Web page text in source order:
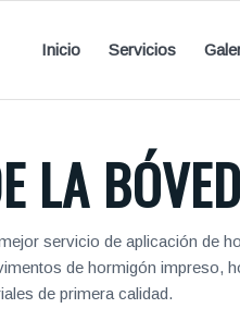
Inicio Servicios
LA
servicio de aplicación de
de hormigón impreso,
de primera calidad.